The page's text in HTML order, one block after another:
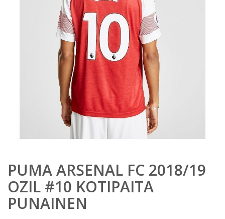
PUMA ARSENAL FC 2018/19
OZIL #10 KOTIPAITA
PUNAINEN